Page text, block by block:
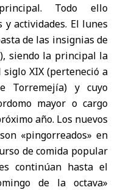
Todo ello
y actividades. El lunes
de las insignias de
siendo la principal la
XIX (perteneció a
Torremejía) y cuyo
mayor o cargo
año. Los nuevos
«pingorreados» en
de comida popular
continúan hasta el
de la octava»